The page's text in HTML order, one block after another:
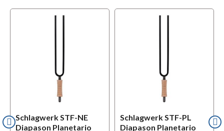
Schlagwerk STF-NE
Diapason Planetario
Schlagwerk STF-PL
Diapason Planetario